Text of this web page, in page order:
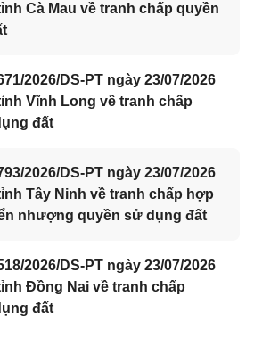
Cà Mau về tranh chấp quyền
2026/DS-PT ngày 23/07/2026
Vĩnh Long về tranh chấp
đất
2026/DS-PT ngày 23/07/2026
Tây Ninh về tranh chấp hợp
nhượng quyền sử dụng đất
2026/DS-PT ngày 23/07/2026
Đồng Nai về tranh chấp
đất